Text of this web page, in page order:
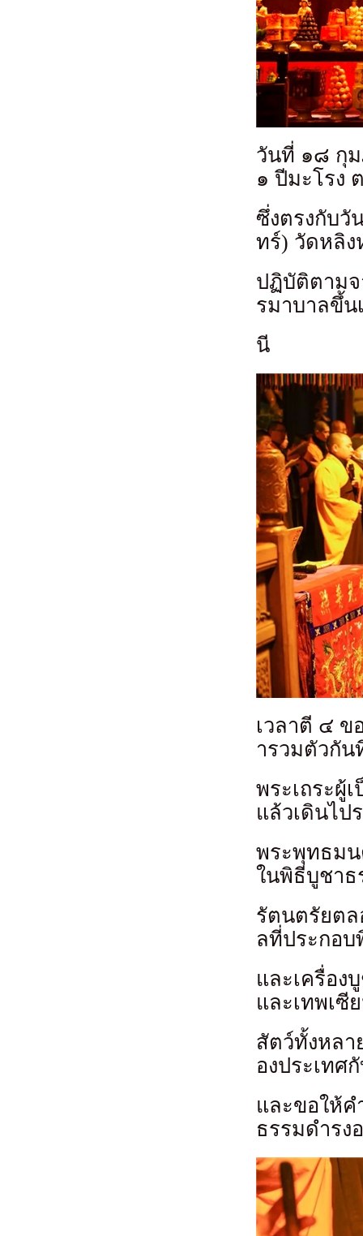
วันที่ ๑๘ กุ
๑ ปีมะโรง
ซึ่งตรงกับวั
ทร์) วัดหลิง
ปฏิบัติตาม
รมาบาลขึ้น
นี
เวลาตี ๔ ข
ารวมตัวกัน
พระเถระผู้
แล้วเดินไป
พระพุทธม
ในพิธีบูชา
รัตนตรัยต
ลที่ประกอบ
และเครื่อง
และเทพเซี
สัตว์ทั้งหล
องประเทศ
และขอให้ค
ธรรมดำรง